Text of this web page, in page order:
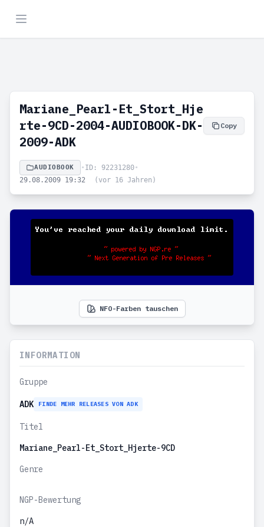
Mariane_Pearl-Et_Stort_Hje
rte-9CD-2004-AUDIOBOOK-DK-
2009-ADK
Copy
AUDIOBOOK • ID: 92231280•
29.08.2009 19:32
(vor 16 Jahren)
NFO-Farben tauschen
INFORMATION
Gruppe
ADK FINDE MEHR RELEASES VON ADK
Titel
Mariane_Pearl-Et_Stort_Hjerte-9CD
Genre
NGP-Bewertung
n/A